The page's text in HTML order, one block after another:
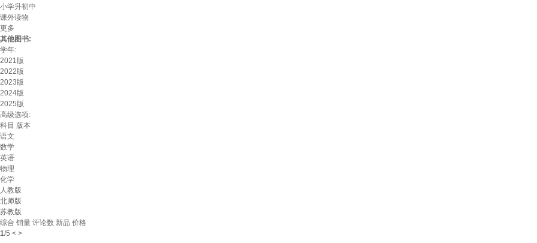
小学升初中
课外读物
更多
其他图书:
学年:
2021版
2022版
2023版
2024版
2025版
高级选项:
科目 版本
语文
数学
英语
物理
化学
人教版
北师版
苏教版
综合 销量 评论数 新品 价格
1/5 < >